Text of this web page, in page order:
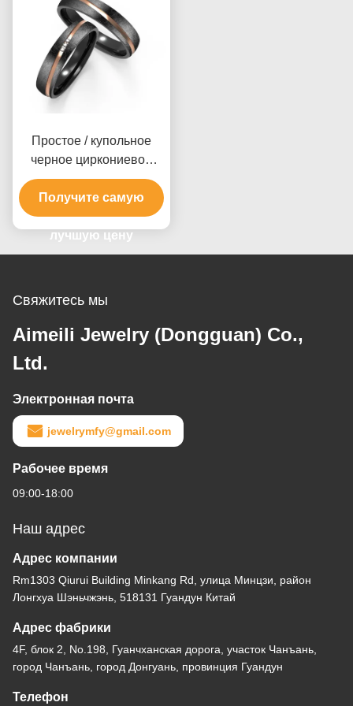
Простое / купольное
черное циркониевое
кольцо блестящая
полировка / атласная
отделка настраиваемые
размеры
Получите самую
лучшую цену
Свяжитесь мы
Aimeili Jewelry (Dongguan) Co.,
Ltd.
Электронная почта
jewelrymfy@gmail.com
Рабочее время
09:00-18:00
Наш адрес
Адрес компании
Rm1303 Qiurui Building Minkang Rd, улица Минцзи, район
Лонгхуа Шэньчжэнь, 518131 Гуандун Китай
Адрес фабрики
4F, блок 2, No.198, Гуанчханская дорога, участок Чанъань,
город Чанъань, город Донгуань, провинция Гуандун
Телефон